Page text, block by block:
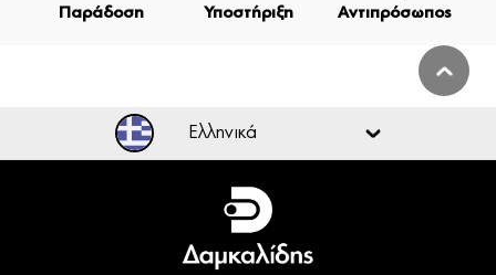
Παράδοση
Υποστήριξη
Αντιπρόσωπος
Ελληνικά
Ελληνικά
English